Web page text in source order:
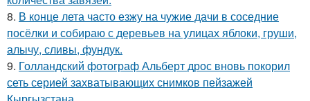
8. В конце лета часто езжу на чужие дачи в соседние
посёлки и собираю с деревьев на улицах яблоки, груши,
алычу, сливы, фундук.
9. Голландский фотограф Альберт дрос вновь покорил
сеть серией захватывающих снимков пейзажей